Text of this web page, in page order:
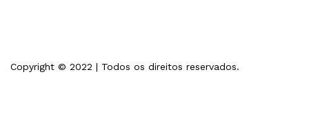
Copyright © 2022 | Todos os direitos reservados.